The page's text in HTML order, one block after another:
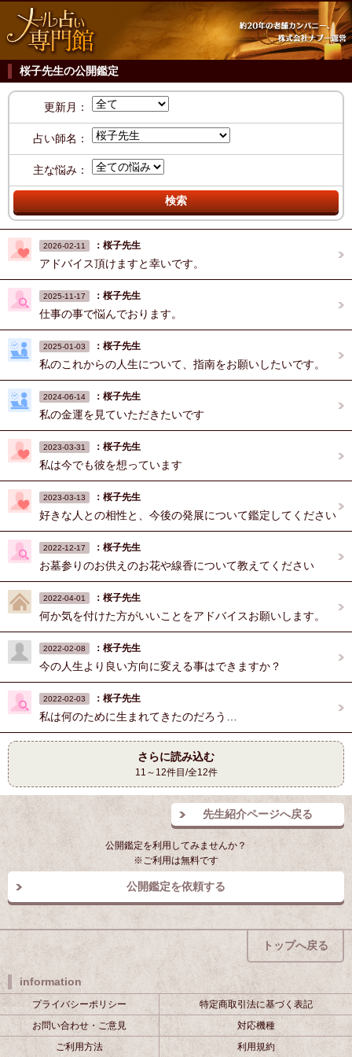
桜子先生の公開鑑定
更新月：
占い師名：
主な悩み：
2026-02-11 ：桜子先生
アドバイス頂けますと幸いです。
2025-11-17 ：桜子先生
仕事の事で悩んでおります。
2025-01-03 ：桜子先生
私のこれからの人生について、指南をお願いしたいです。
2024-06-14 ：桜子先生
私の金運を見ていただきたいです
2023-03-31 ：桜子先生
私は今でも彼を想っています
2023-03-13 ：桜子先生
好きな人との相性と、今後の発展について鑑定してください
2022-12-17 ：桜子先生
お墓参りのお供えのお花や線香について教えてください
2022-04-01 ：桜子先生
何か気を付けた方がいいことをアドバイスお願いします。
2022-02-08 ：桜子先生
今の人生より良い方向に変える事はできますか？
2022-02-03 ：桜子先生
私は何のために生まれてきたのだろう…
さらに読み込む
11～12件目/全12件
先生紹介ページへ戻る
公開鑑定を利用してみませんか？
※ご利用は無料です
公開鑑定を依頼する
トップへ戻る
information
プライバシーポリシー
特定商取引法に基づく表記
お問い合わせ・ご意見
対応機種
ご利用方法
利用規約